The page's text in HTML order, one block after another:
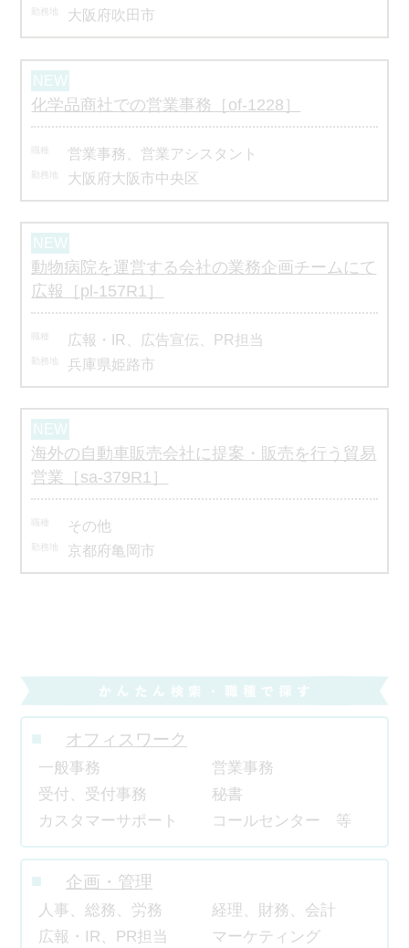
大阪府吹田市
化学品商社での営業事務［of-1228］
営業事務、営業アシスタント
大阪府大阪市中央区
動物病院を運営する会社の業務企画チームにて
広報［pl-157R1］
広報・IR、広告宣伝、PR担当
兵庫県姫路市
海外の自動車販売会社に提案・販売を行う貿易
営業［sa-379R1］
その他
京都府亀岡市
オフィスワーク
一般事務
営業事務
受付、受付事務
秘書
カスタマーサポート
コールセンター 等
企画・管理
人事、総務、労務
経理、財務、会計
広報・IR、PR担当
マーケティング